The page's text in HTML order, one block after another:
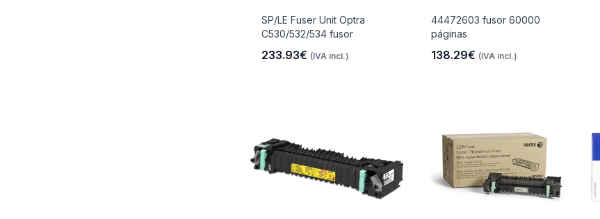
SP/LE Fuser Unit Optra
C530/532/534 fusor
233.93€ (IVA incl.)
44472603 fusor 60000
páginas
138.29€ (IVA incl.)